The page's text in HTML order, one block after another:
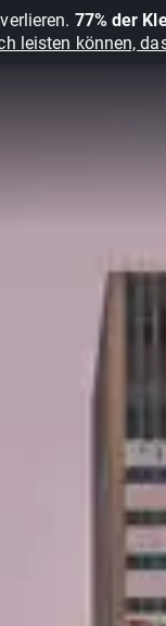
77% der
leisten können,